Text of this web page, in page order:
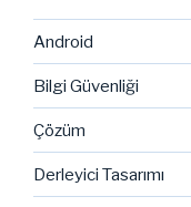
Android
Bilgi Güvenliği
Çözüm
Derleyici Tasarımı